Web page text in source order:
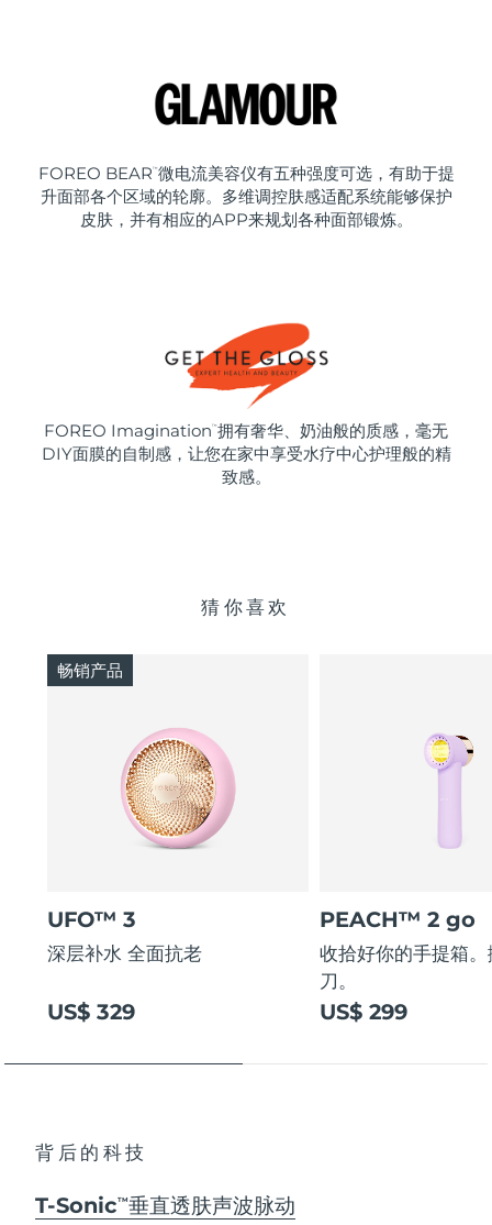
FOREO BEAR ™ 微电流美容仪有五种强度可选，有助于提
升面部各个区域的轮廓。多维调控肤感适配系统能够保护
皮肤，并有相应的APP来规划各种面部锻炼。
FOREO Imagination ™ 拥有奢华、奶油般的质感，毫无
DIY面膜的自制感，让您在家中享受水疗中心护理般的精
致感。
猜你喜欢
UFO™ 3
深层补水 全面抗老
US$ 329
畅销产品
PEACH™ 2 go
收拾好你的手提箱
刀。
US$ 299
背后的科技
T-SonicTM 垂直透肤声波脉动